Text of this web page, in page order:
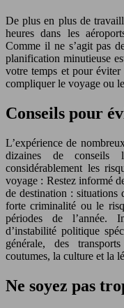
De plus en plus de
heures dans les
Comme il ne s’agit pas
planification minutieuse
votre temps et pour
compliquer le voyage ou
Conseils pour
L’expérience de
dizaines de
considérablement les
voyage : Restez informé
de destination : situations
forte criminalité ou le
périodes de l’année.
d’instabilité politique
générale, des
coutumes, la culture et la
Ne soyez pas